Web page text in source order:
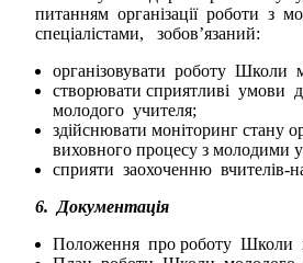
питанням організації роботи з
спеціалістами, зобов’язаний:
організовувати роботу Школи
створювати сприятливі умови
молодого учителя;
здійснювати моніторинг стану
виховного процесу з молодими
сприяти заохоченню вчителів-
6. Документація
Положення про роботу Школи